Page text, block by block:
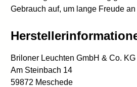
Gebrauch auf, um lange Freude
Briloner Leuchten GmbH & Co. KG
Am Steinbach 14
59872 Meschede